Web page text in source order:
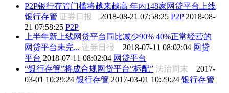
P2P银行存管门槛将越来越高 年内148家网贷平台上线
银行存管 证券日报 2018-08-21 07:58:25 P2P 2018-08-
21 07:58:25 P2P
上半年新上线网贷平台同比减少90% 40%正常经营的
网贷平台未完... 证券日报 2018-07-11 08:02:04 网贷
平台 2018-07-11 08:02:04 网贷平台
“银行存管”将成合规网贷平台“标配” 法治周末 2017-
03-01 10:29:24 银行存管 2017-03-01 10:29:24 银行存管